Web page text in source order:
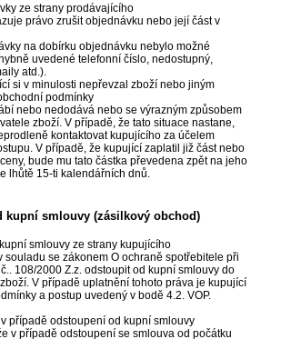
ze strany prodávajícího
právo zrušit objednávku nebo její část v
na dobírku objednávku nebylo možné
uvedené telefonní číslo, nedostupný,
atd.).
si v minulosti nepřevzal zboží nebo jiným
podmínky
nebo nedodává nebo se výrazným způsobem
zboží. V případě, že tato situace nastane,
kontaktovat kupujícího za účelem
V případě, že kupující zaplatil již část nebo
bude mu tato částka převedena zpět na jeho
lhůtě 15-ti kalendářních dnů.
kupní smlouvy (zásilkový obchod)
smlouvy ze strany kupujícího
souladu se zákonem O ochraně spotřebitele při
108/2000 Z.z. odstoupit od kupní smlouvy do
V případě uplatnění tohoto práva je kupující
a postup uvedený v bodě 4.2. VOP.
případě odstoupení od kupní smlouvy
v případě odstoupení se smlouva od počátku